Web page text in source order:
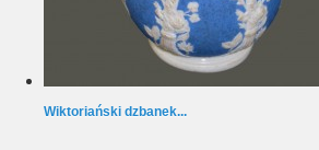
Wiktoriański dzbanek...